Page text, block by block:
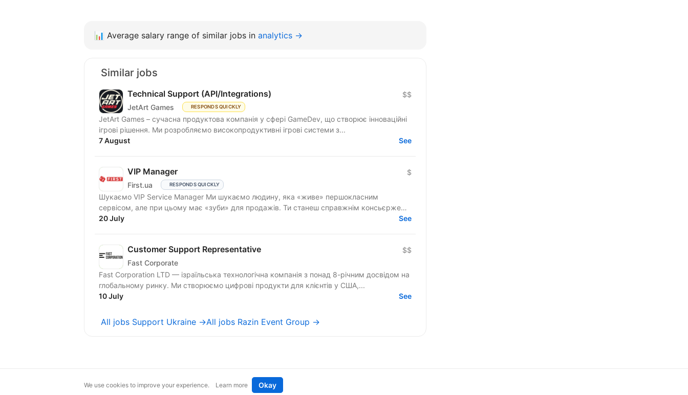
📊 Average salary range of similar jobs in analytics →
Similar jobs
Technical Support (API/Integrations)
JetArt Games RESPONDS QUICKLY
$$
JetArt Games – сучасна продуктова компанія у сфері GameDev, що створює інноваційні
ігрові рішення. Ми розробляємо високопродуктивні ігрові системи з...
7 August
See
VIP Manager
First.ua RESPONDS QUICKLY
$
Шукаємо VIP Service Manager Ми шукаємо людину, яка «живе» першокласним
сервісом, але при цьому має «зуби» для продажів. Ти станеш справжнім консьєржем
та...
20 July See
Customer Support Representative
Fast Corporate
$$
Fast Corporation LTD — ізраїльська технологічна компанія з понад 8-річним досвідом на
глобальному ринку. Ми створюємо цифрові продукти для клієнтів у США,...
10 July
See
All jobs Support Ukraine →All jobs Razin Event Group →
magic@djinni.co Terms of Use Suggest an idea Remote tech jobs in Europe
We use cookies to improve your experience. Learn more Okay